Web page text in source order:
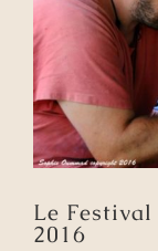
Le
2016